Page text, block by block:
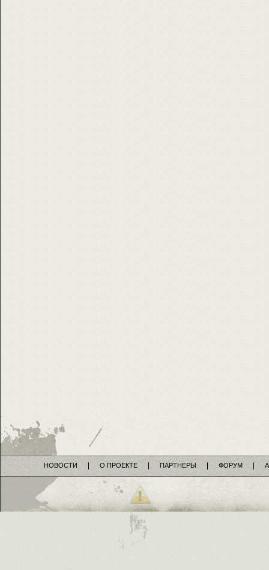
НОВОСТИ О ПРОЕКТЕ ПАРТНЕРЫ ФОРУМ